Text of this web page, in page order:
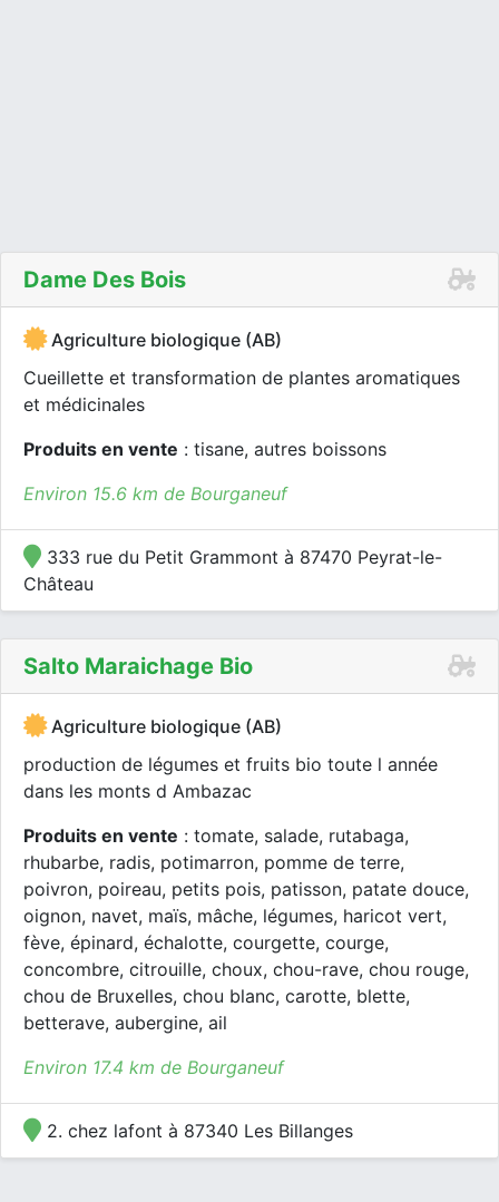
Dame Des Bois
Agriculture biologique (AB)
Cueillette et transformation de plantes aromatiques
et médicinales
Produits en vente : tisane, autres boissons
Environ 15.6 km de Bourganeuf
333 rue du Petit Grammont à 87470 Peyrat-le-
Château
Salto Maraichage Bio
Agriculture biologique (AB)
production de légumes et fruits bio toute l année
dans les monts d Ambazac
Produits en vente : tomate, salade, rutabaga,
rhubarbe, radis, potimarron, pomme de terre,
poivron, poireau, petits pois, patisson, patate douce,
oignon, navet, maïs, mâche, légumes, haricot vert,
fève, épinard, échalotte, courgette, courge,
concombre, citrouille, choux, chou-rave, chou rouge,
chou de Bruxelles, chou blanc, carotte, blette,
betterave, aubergine, ail
Environ 17.4 km de Bourganeuf
2. chez lafont à 87340 Les Billanges